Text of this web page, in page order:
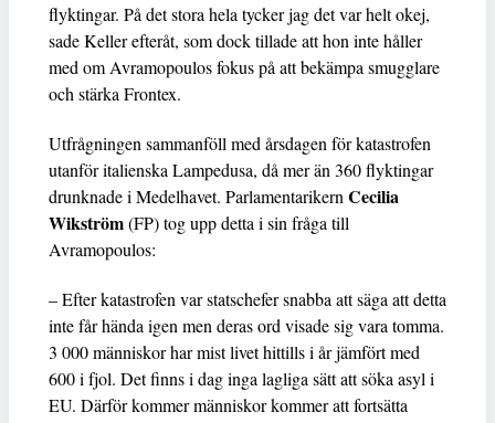
flyktingar. På det stora hela tycker jag det var helt okej,
sade Keller efteråt, som dock tillade att hon inte håller
med om Avramopoulos fokus på att bekämpa smugglare
och stärka Frontex.
Utfrågningen sammanföll med årsdagen för katastrofen
utanför italienska Lampedusa, då mer än 360 flyktingar
drunknade i Medelhavet. Parlamentarikern Cecilia
Wikström(FP) tog upp detta i sin fråga till
Avramopoulos:
– Efter katastrofen var statschefer snabba att säga att detta
inte får hända igen men deras ord visade sig vara tomma.
3 000 människor har mist livet hittills i år jämfört med
600 i fjol. Det finns i dag inga lagliga sätt att söka asyl i
EU. Därför kommer människor kommer att fortsätta